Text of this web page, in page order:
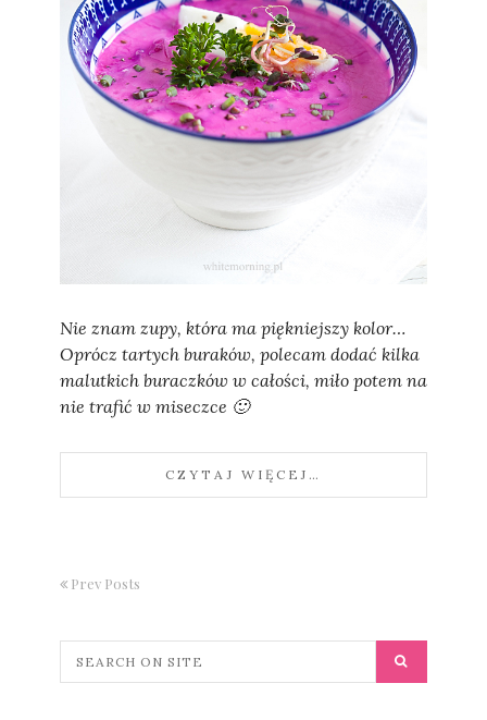
Sylwia
Nie znam zupy, która ma piękniejszy kolor…
Oprócz tartych buraków, polecam dodać kilka
malutkich buraczków w całości, miło potem na
nie trafić w miseczce 🙂
CZYTAJ WIĘCEJ…
Prev Posts